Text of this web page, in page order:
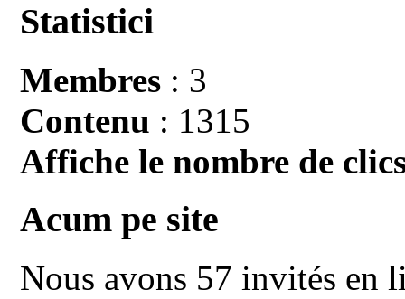
Statistici
Membres : 3
Contenu : 1315
Affiche le nombre de
Acum pe site
Nous avons 57 invités en